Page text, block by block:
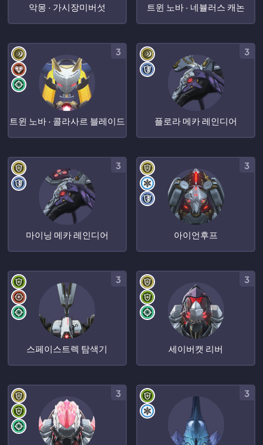
악몽 · 가시장미버섯 트윈 노바 · 네뷸러스 캐논
트윈 노바 · 콜라사르 블레이드
3
플로라 메카 레인디어
3
마이닝 메카 레인디어
3
아이언후프
3
스페이스트렉 탐색기
3
세이버캣 리버
3
3 3